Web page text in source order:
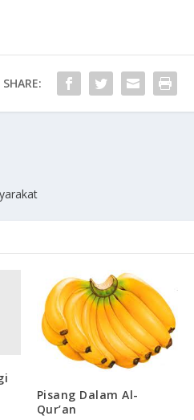
SHARE:
Pisang Dalam Al-
Qur’an